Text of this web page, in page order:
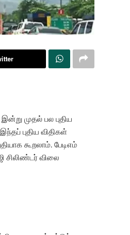
முதல் பல புதிய
புதிய விதிகள்
கூறலாம். பேடிஎம்
சிலிண்டர் விலை